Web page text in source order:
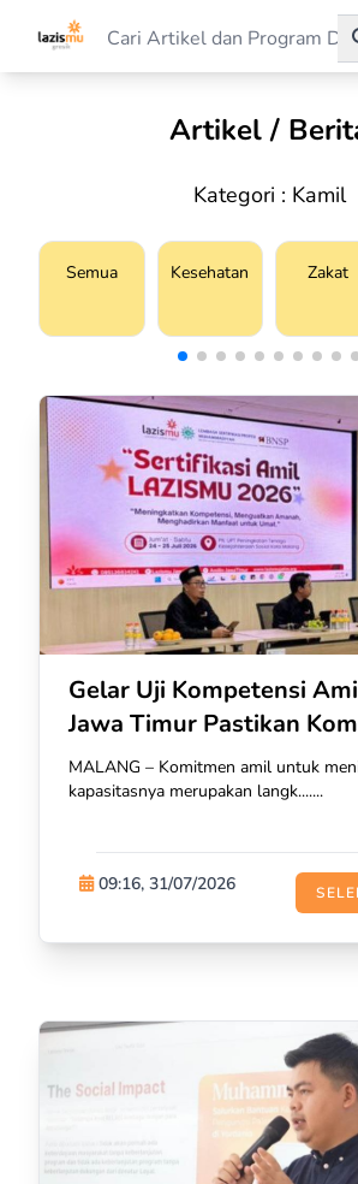
Artikel /
Kategori : Kamil
Semua Kesehatan Zakat
Gelar Uji Kompetensi
Jawa Timur Pastikan
MALANG – Komitmen amil untuk
kapasitasnya merupakan langk.......
09:16, 31/07/2026